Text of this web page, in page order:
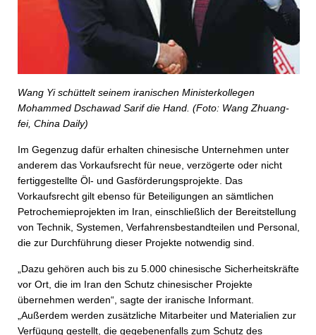
Wang Yi schüttelt seinem iranischen Ministerkollegen
Mohammed Dschawad Sarif die Hand. (Foto: Wang Zhuang-
fei, China Daily)
Im Gegenzug dafür erhalten chinesische Unternehmen unter
anderem das Vorkaufsrecht für neue, verzögerte oder nicht
fertiggestellte Öl- und Gasförderungsprojekte. Das
Vorkaufsrecht gilt ebenso für Beteiligungen an sämtlichen
Petrochemieprojekten im Iran, einschließlich der Bereitstellung
von Technik, Systemen, Verfahrensbestandteilen und Personal,
die zur Durchführung dieser Projekte notwendig sind.
„Dazu gehören auch bis zu 5.000 chinesische Sicherheitskräfte
vor Ort, die im Iran den Schutz chinesischer Projekte
übernehmen werden“, sagte der iranische Informant.
„Außerdem werden zusätzliche Mitarbeiter und Materialien zur
Verfügung gestellt, die gegebenenfalls zum Schutz des